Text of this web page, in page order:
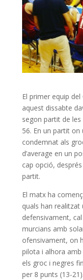
El primer equip
aquest dissabte
segon partit de les
56. En un partit
condemnat als
d’average en un
cap opció,
partit.
El matx ha
quals han
defensivament,
murcians amb
ofensivament, on
pilota i alhora amb
els groc i negres
per 8 punts (13-